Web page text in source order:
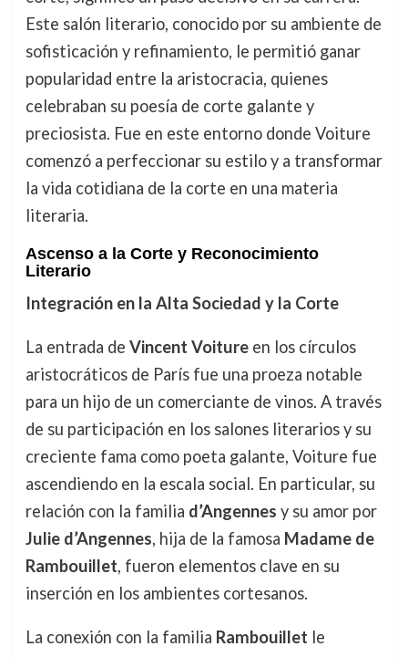
Este salón literario, conocido por su ambiente de
sofisticación y refinamiento, le permitió ganar
popularidad entre la aristocracia, quienes
celebraban su poesía de corte galante y
preciosista. Fue en este entorno donde Voiture
comenzó a perfeccionar su estilo y a transformar
la vida cotidiana de la corte en una materia
literaria.
Ascenso a la Corte y Reconocimiento
Literario
Integración en la Alta Sociedad y la Corte
La entrada de Vincent Voitureen los círculos
aristocráticos de París fue una proeza notable
para un hijo de un comerciante de vinos. A través
de su participación en los salones literarios y su
creciente fama como poeta galante, Voiture fue
ascendiendo en la escala social. En particular, su
relación con la familia d’Angennes y su amor por
Julie d’Angennes, hija de la famosa Madame de
Rambouillet, fueron elementos clave en su
inserción en los ambientes cortesanos.
La conexión con la familia Rambouillet le